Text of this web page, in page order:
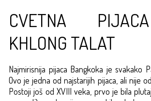
CVETNA
KHLONG TALAT
Najmirisnija pijaca Bangkoka je svakako
Ovo je jedna od najstarijih pijaca, ali nije
Postoji još od XVIII veka, prvo je bila